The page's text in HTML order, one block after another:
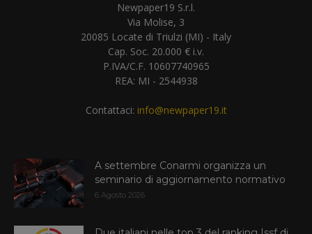
Newpaper19 S.r.l.
Via Molise, 3
20085 Locate di Triulzi (MI) - Italy
Cap. Soc. 20.000 € i.v.
P.IVA/C.F. 10607740965
REA: MI - 2544938
Contattaci: info@newpaper19.it
A settembre Conarmi organizza un
seminario di aggiornamento normativo
6 Agosto 2026